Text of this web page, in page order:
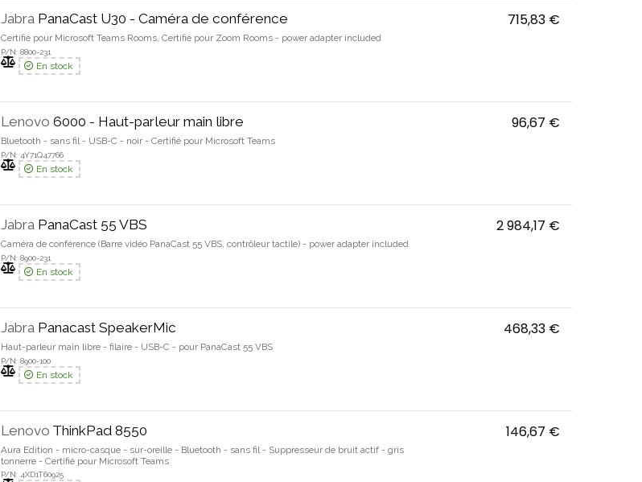
Jabra PanaCast U30 - Caméra de conférence
Certifié pour Microsoft Teams Rooms, Certifié pour Zoom Rooms - power adapter included
P/N: 8800-231
En stock
715,83 €
Lenovo 6000 - Haut-parleur main libre
Bluetooth - sans fil - USB-C - noir - Certifié pour Microsoft Teams
P/N: 4Y71Q47766
En stock
96,67 €
Jabra PanaCast 55 VBS
Caméra de conférence (Barre vidéo PanaCast 55 VBS, contrôleur tactile) - power adapter included
P/N: 8900-231
En stock
2 984,17 €
Jabra Panacast SpeakerMic
Haut-parleur main libre - filaire - USB-C - pour PanaCast 55 VBS
P/N: 8900-100
En stock
468,33 €
Lenovo ThinkPad 8550
Aura Edition - micro-casque - sur-oreille - Bluetooth - sans fil - Suppresseur de bruit actif - gris
tonnerre - Certifié pour Microsoft Teams
P/N: 4XD1T60925
146,67 €